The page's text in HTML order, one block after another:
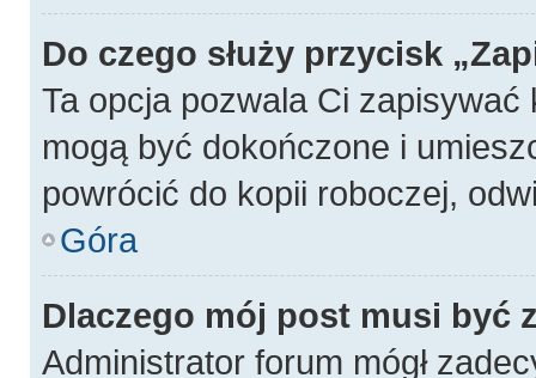
Do czego służy przycisk
Ta opcja pozwala Ci
mogą być dokończone i
powrócić do kopii roboczej,
Góra
Dlaczego mój post musi być
Administrator forum mógł